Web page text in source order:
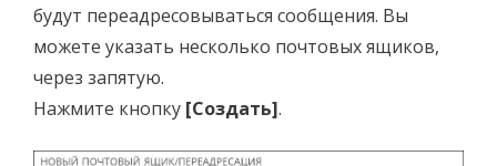
будут переадресовываться сообщения. Вы
можете указать несколько почтовых ящиков,
через запятую.
Нажмите кнопку [Создать].